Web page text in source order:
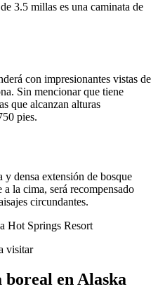
3.5 millas es una caminata de
con impresionantes vistas de
Sin mencionar que tiene
que alcanzan alturas
pies.
densa extensión de bosque
la cima, será recompensado
circundantes.
Hot Springs Resort
visitar
en Alaska